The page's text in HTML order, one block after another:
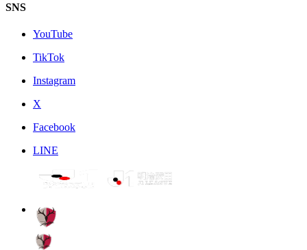
SNS
YouTube
TikTok
Instagram
X
Facebook
LINE